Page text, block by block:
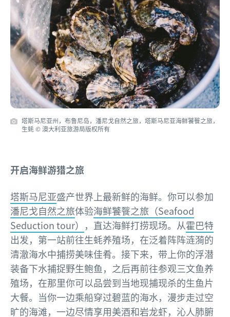
塔斯马尼亚州，布鲁尼岛，潘尼戈自然之旅，塔斯马尼亚海鲜饕餮之旅，
生蚝 © 澳大利亚旅游局版权所有
开启海鲜游猎之旅
塔斯马尼亚盛产世界上最新鲜的海鲜。你可以参加
潘尼戈自然之旅体验海鲜饕餮之旅（Seafood
Seduction tour） ，直达海鲜打捞现场。从霍巴特
出发，第一站前往生蚝养殖场，在泛着阵阵涟漪的
清澈海水中捕捞美味佳肴。接下来，带上你的浮潜
装备下水捕捉野生鲍鱼，之后再前往参观三文鱼养
殖场，在那里你可以品尝到当地现捕现杀的生鱼片
大餐。当你一边乘船穿过碧蓝的海水，漫步走过空
旷的海滩，一边尽情享用美酒和岩龙虾，沁人肺腑